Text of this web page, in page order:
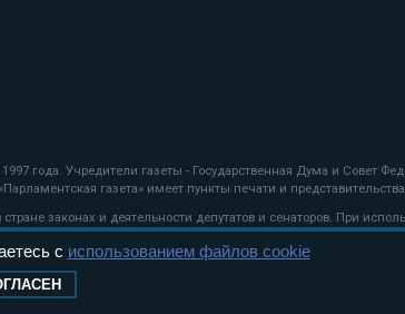
года. Учредители газеты - Государственная Дума и Совет
газета» имеет пункты печати и
законах и деятельности депутатов и сенаторов. При
с использованием файлов cookie